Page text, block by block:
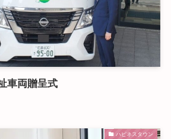
車両贈呈式
ハピネスタウン